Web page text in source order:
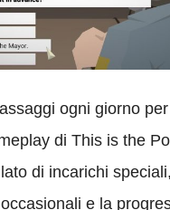
ogni giorno
di This is the
di incarichi
e la